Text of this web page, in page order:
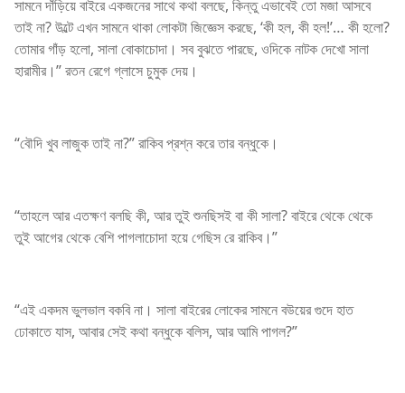
সামনে দাঁড়িয়ে বাইরে একজনের সাথে কথা বলছে, কিন্তু এভাবেই তো মজা আসবে
তাই না? উল্টে এখন সামনে থাকা লোকটা জিজ্ঞেস করছে, ‘কী হল, কী হল!’… কী হলো?
তোমার গাঁড় হলো, সালা বোকাচোদা। সব বুঝতে পারছে, ওদিকে নাটক দেখো সালা
হারামীর।” রতন রেগে গ্লাসে চুমুক দেয়।
“বৌদি খুব লাজুক তাই না?” রাকিব প্রশ্ন করে তার বন্ধুকে।
“তাহলে আর এতক্ষণ বলছি কী, আর তুই শুনছিসই বা কী সালা? বাইরে থেকে থেকে
তুই আগের থেকে বেশি পাগলাচোদা হয়ে গেছিস রে রাকিব।”
“এই একদম ভুলভাল বকবি না। সালা বাইরের লোকের সামনে বউয়ের গুদে হাত
ঢোকাতে যাস, আবার সেই কথা বন্ধুকে বলিস, আর আমি পাগল?”